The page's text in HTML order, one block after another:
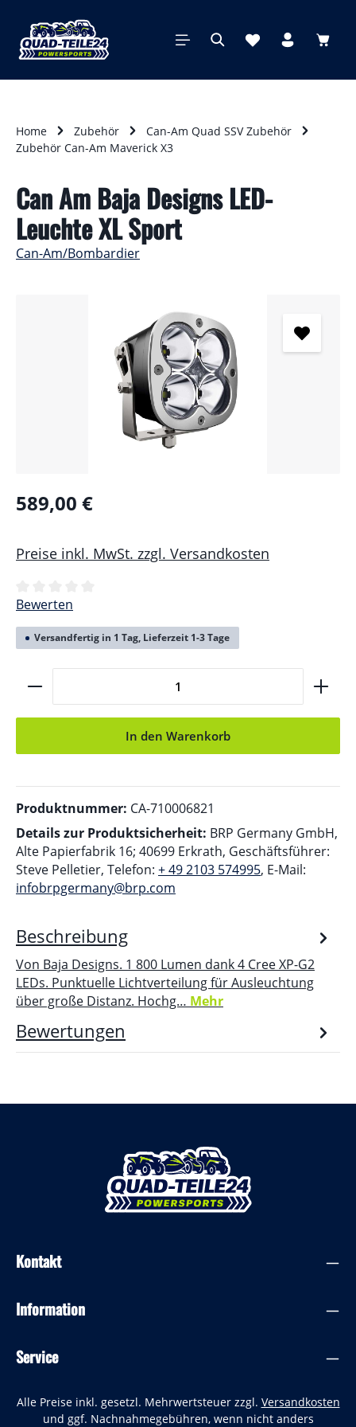
springen
Home Zubehör
Can-Am Quad SSV Zubehör
Zubehör Can-Am Maverick X3
Can Am Baja Designs LED-
Leuchte XL Sport
Can-Am/Bombardier
589,00 €
Preise inkl. MwSt. zzgl. Versandkosten
Durchschnittliche Bewertung von 0 von 5 Sternen
Bewerten
Versandfertig in 1 Tag, Lieferzeit 1-3 Tage
Produkt Anzahl: Gib den gewünschten Wert ein
In den Warenkorb
Produktnummer: CA-710006821
Details zur Produktsicherheit: BRP Germany GmbH,
Alte Papierfabrik 16; 40699 Erkrath, Geschäftsführer:
Steve Pelletier, Telefon: + 49 2103 574995, E-Mail:
infobrpgermany@brp.com
Beschreibung
Von Baja Designs. 1 800 Lumen dank 4 Cree XP-G2
LEDs. Punktuelle Lichtverteilung für Ausleuchtung
über große Distanz. Hochg… Mehr
Bewertungen
Kontakt
Information
Service
Alle Preise inkl. gesetzl. Mehrwertsteuer zzgl. Versandkosten
und ggf. Nachnahmegebühren, wenn nicht anders